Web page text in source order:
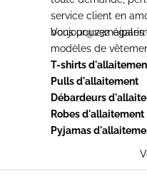
service client en
Vous pouvez
modèles de
T-shirts
Pulls d'allaitement
Débardeurs
Robes d'allaitement
Pyjamas